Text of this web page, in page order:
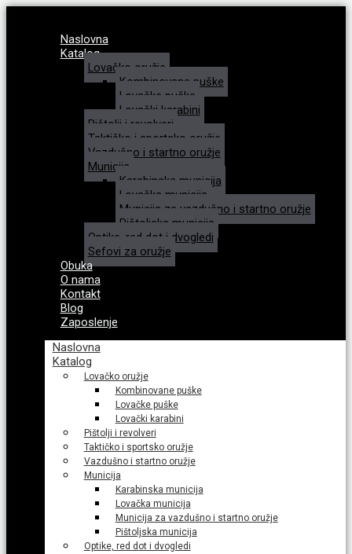
Naslovna
Katalog
Lovačko oružje
Kombinovane puške
Lovačke puške
Lovački karabini
Pištolji i revolveri
Taktičko i sportsko oružje
Vazdušno i startno oružje
Municija
Karabinska municija
Lovačka municija
Municija za vazdušno i startno oružje
Pištoljska municija
Optike, red dot i dvogledi
Sefovi za oružje
Obuka
O nama
Kontakt
Blog
Zaposlenje
Naslovna
Katalog
Lovačko oružje
Kombinovane puške
Lovačke puške
Lovački karabini
Pištolji i revolveri
Taktičko i sportsko oružje
Vazdušno i startno oružje
Municija
Karabinska municija
Lovačka municija
Municija za vazdušno i startno oružje
Pištoljska municija
Optike, red dot i dvogledi